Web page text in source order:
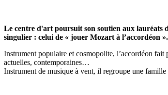
Le centre d'art poursuit son soutien aux lauréats
singulier : celui de « jouer Mozart à l’accordéon ».
Instrument populaire et cosmopolite, l’accordéon
actuelles, contemporaines…
Instrument de musique à vent, il regroupe une